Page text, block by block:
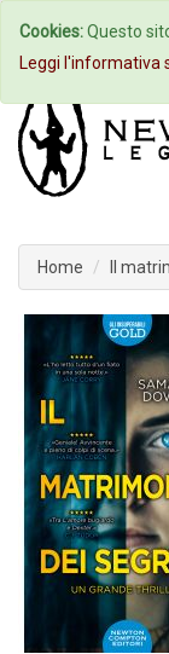
Home
Home Il
Cookies:Questo
Leggi l'informativa